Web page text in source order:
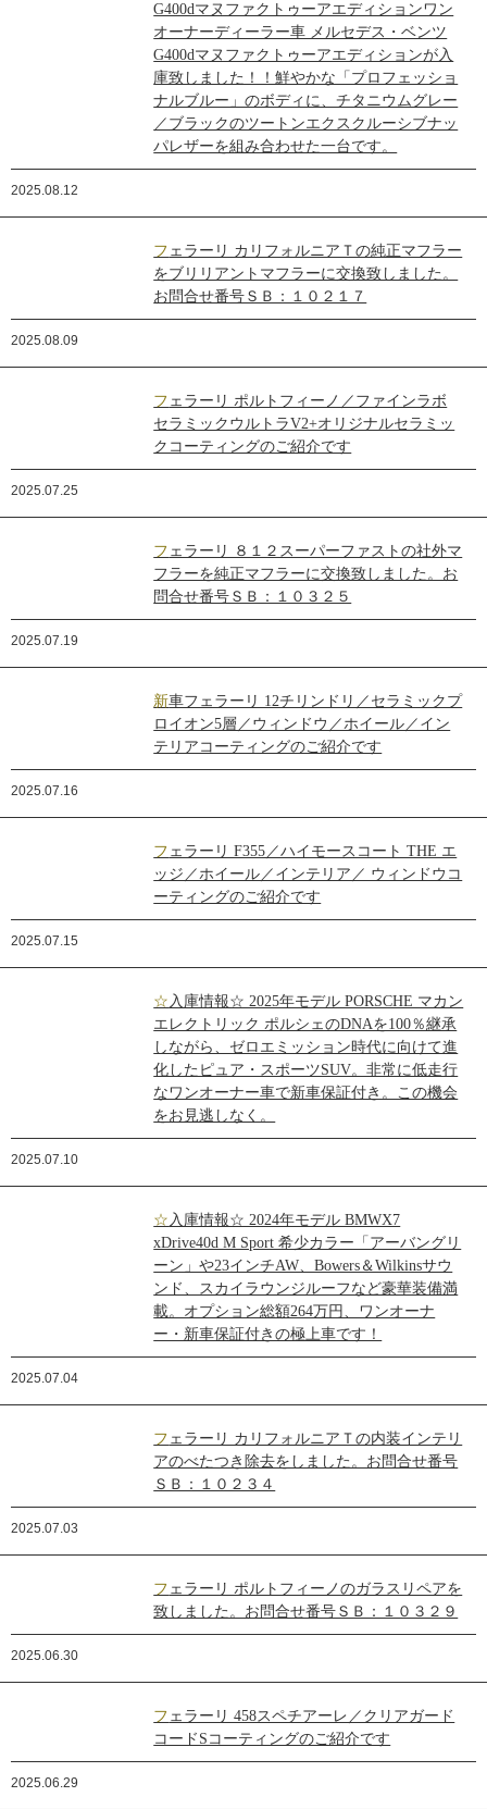
G400dマヌファクトゥーアエディションワン
オーナーディーラー車 メルセデス・ベンツ
G400dマヌファクトゥーアエディションが入
庫致しました！！鮮やかな「プロフェッショ
ナルブルー」のボディに、チタニウムグレー
／ブラックのツートンエクスクルーシブナッ
パレザーを組み合わせた一台です。
2025.08.12
フェラーリ カリフォルニアＴの純正マフラー
をブリリアントマフラーに交換致しました。
お問合せ番号ＳＢ：１０２１７
2025.08.09
フェラーリ ポルトフィーノ／ファインラボ
セラミックウルトラV2+オリジナルセラミッ
クコーティングのご紹介です
2025.07.25
フェラーリ ８１２スーパーファストの社外マ
フラーを純正マフラーに交換致しました。お
問合せ番号ＳＢ：１０３２５
2025.07.19
新車フェラーリ 12チリンドリ／セラミックプ
ロイオン5層／ウィンドウ／ホイール／イン
テリアコーティングのご紹介です
2025.07.16
フェラーリ F355／ハイモースコート THE エ
ッジ／ホイール／インテリア／ ウィンドウコ
ーティングのご紹介です
2025.07.15
☆入庫情報☆ 2025年モデル PORSCHE マカン
エレクトリック ポルシェのDNAを100％継承
しながら、ゼロエミッション時代に向けて進
化したピュア・スポーツSUV。非常に低走行
なワンオーナー車で新車保証付き。この機会
をお見逃しなく。
2025.07.10
☆入庫情報☆ 2024年モデル BMWX7
xDrive40d M Sport 希少カラー「アーバングリ
ーン」や23インチAW、Bowers＆Wilkinsサウ
ンド、スカイラウンジルーフなど豪華装備満
載。オプション総額264万円、ワンオーナ
ー・新車保証付きの極上車です！
2025.07.04
フェラーリ カリフォルニアＴの内装インテリ
アのべたつき除去をしました。お問合せ番号
ＳＢ：１０２３４
2025.07.03
フェラーリ ポルトフィーノのガラスリペアを
致しました。お問合せ番号ＳＢ：１０３２９
2025.06.30
フェラーリ 458スペチアーレ／クリアガード
コードSコーティングのご紹介です
2025.06.29